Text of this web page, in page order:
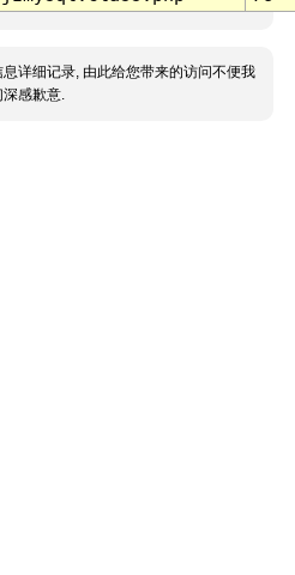
详细记录, 由此给您带来的访问不便我
深感歉意.